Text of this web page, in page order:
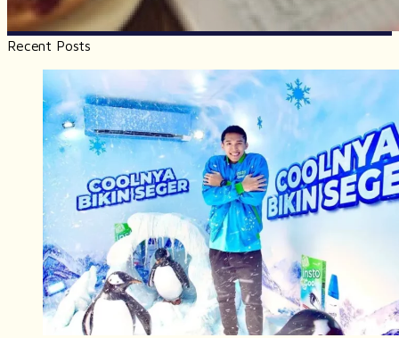
Recent Posts